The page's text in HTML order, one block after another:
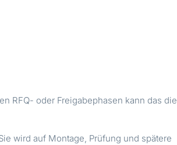
RFQ- oder Freigabephasen kann das die
wird auf Montage, Prüfung und spätere